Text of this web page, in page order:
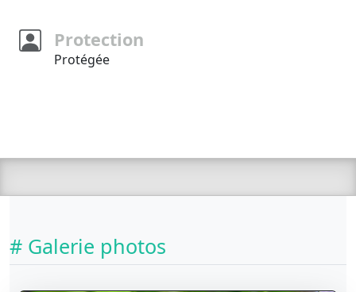
Protection
Protégée
# Galerie photos